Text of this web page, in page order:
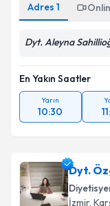
Adres 1
Dyt. Aleyna
En Yakın Saatler
Yarın
10:30
Dyt.
İzmir,